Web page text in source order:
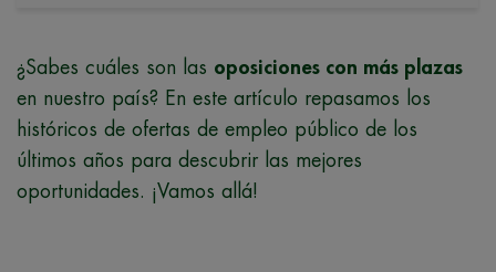
¿Sabes cuáles son las oposiciones con más plazas
en nuestro país? En este artículo repasamos los
históricos de ofertas de empleo público de los
últimos años para descubrir las mejores
oportunidades. ¡Vamos allá!